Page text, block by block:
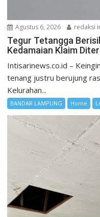
Agustus 6, 2026 redaksi
Tegur Tetangga
Kedamaian Klaim
Intisarinews.co.id –
tenang justru berujung
Kelurahan...
BANDAR LAMPUNG Home